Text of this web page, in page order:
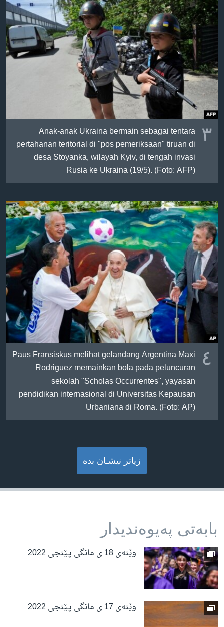
٣ Anak-anak Ukraina bermain sebagai tentara
pertahanan teritorial di "pos pemeriksaan" tiruan di
desa Stoyanka, wilayah Kyiv, di tengah invasi
Rusia ke Ukraina (19/5). (Foto: AFP)
٤ Paus Fransiskus melihat gelandang Argentina Maxi
Rodriguez memainkan bola pada peluncuran
sekolah "Scholas Occurrentes", yayasan
pendidikan internasional di Universitas Kepausan
Urbaniana di Roma. (Foto: AP)
زیاتر نیشـان بده‌
بابه‌تی په‌یوه‌ندیدار
وێنەی 18 ی مانگی پـێنجی 2022
وێنەی 17 ی مانگی پـێنجی 2022